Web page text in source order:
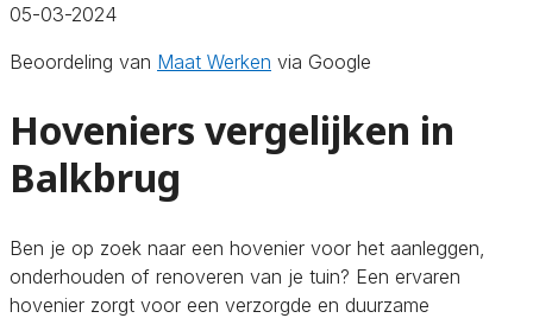
05-03-2024
Beoordeling van Maat Werken via Google
Hoveniers vergelijken in
Balkbrug
Ben je op zoek naar een hovenier voor het aanleggen,
onderhouden of renoveren van je tuin? Een ervaren
hovenier zorgt voor een verzorgde en duurzame